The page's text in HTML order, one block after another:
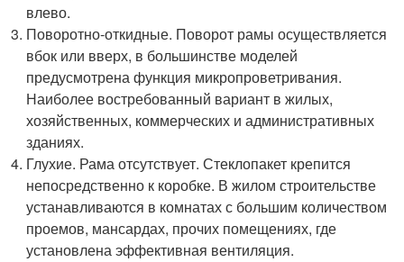
влево.
Поворотно-откидные. Поворот рамы осуществляется
вбок или вверх, в большинстве моделей
предусмотрена функция микропроветривания.
Наиболее востребованный вариант в жилых,
хозяйственных, коммерческих и административных
зданиях.
Глухие. Рама отсутствует. Стеклопакет крепится
непосредственно к коробке. В жилом строительстве
устанавливаются в комнатах с большим количеством
проемов, мансардах, прочих помещениях, где
установлена эффективная вентиляция.